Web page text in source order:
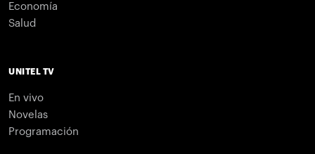
Economía
Salud
UNITEL TV
En vivo
Novelas
Programación